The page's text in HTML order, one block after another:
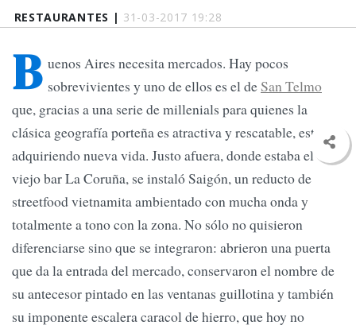
RESTAURANTES | 31-03-2017 19:28
B uenos Aires necesita mercados. Hay pocos
sobrevivientes y uno de ellos es el de San Telmo
que, gracias a una serie de millenials para quienes la
clásica geografía porteña es atractiva y rescatable, está
adquiriendo nueva vida. Justo afuera, donde estaba el
viejo bar La Coruña, se instaló Saigón, un reducto de
streetfood vietnamita ambientado con mucha onda y
totalmente a tono con la zona. No sólo no quisieron
diferenciarse sino que se integraron: abrieron una puerta
que da la entrada del mercado, conservaron el nombre de
su antecesor pintado en las ventanas guillotina y también
su imponente escalera caracol de hierro, que hoy no